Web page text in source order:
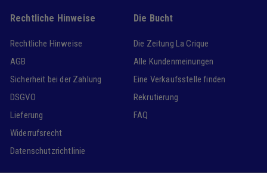
Rechtliche Hinweise
Rechtliche Hinweise
AGB
Sicherheit bei der Zahlung
DSGVO
Lieferung
Widerrufsrecht
Datenschutzrichtlinie
Die Bucht
Die Zeitung La Crique
Alle Kundenmeinungen
Eine Verkaufsstelle finden
Rekrutierung
FAQ